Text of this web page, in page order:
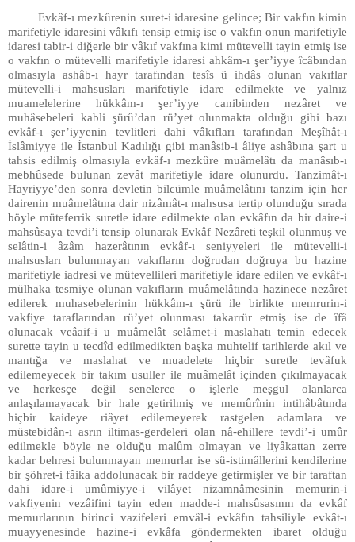
Evkâf-ı mezkûrenin suret-i idaresine gelince; Bir vakfın kimin
marifetiyle idaresini vâkıfı tensip etmiş ise o vakfın onun marifetiyle
idaresi tabir-i diğerle bir vâkıf vakfına kimi mütevelli tayin etmiş ise
o vakfın o mütevelli marifetiyle idaresi ahkâm-ı şer’iyye îcâbından
olmasıyla ashâb-ı hayr tarafından tesîs ü ihdâs olunan vakıflar
mütevelli-i mahsusları marifetiyle idare edilmekte ve yalnız
muamelelerine hükkâm-ı şer’iyye canibinden nezâret ve
muhâsebeleri kabli şürû’dan rü’yet olunmakta olduğu gibi bazı
evkâf-ı şer’iyyenin tevlitleri dahi vâkıfları tarafından Meşîhât-ı
İslâmiyye ile İstanbul Kadılığı gibi manâsib-i âliye ashâbına şart u
tahsis edilmiş olmasıyla evkâf-ı mezkûre muâmelâtı da manâsıb-ı
mebhûsede bulunan zevât marifetiyle idare olunurdu. Tanzimât-ı
Hayriyye’den sonra devletin bilcümle muâmelâtını tanzim için her
dairenin muâmelâtına dair nizâmât-ı mahsusa tertip olunduğu sırada
böyle müteferrik suretle idare edilmekte olan evkâfın da bir daire-i
mahsûsaya tevdi’i tensip olunarak Evkâf Nezâreti teşkil olunmuş ve
selâtin-i âzâm hazerâtının evkâf-ı seniyyeleri ile mütevelli-i
mahsusları bulunmayan vakıfların doğrudan doğruya bu hazine
marifetiyle iadresi ve mütevellileri marifetiyle idare edilen ve evkâf-ı
mülhaka tesmiye olunan vakıfların muâmelâtında hazinece nezâret
edilerek muhasebelerinin hükkâm-ı şürü ile birlikte memrurin-i
vakfiye taraflarından rü’yet olunması takarrür etmiş ise de îfâ
olunacak veâaif-i u muâmelât selâmet-i maslahatı temin edecek
surette tayin u tecdîd edilmedikten başka muhtelif tarihlerde akıl ve
mantığa ve maslahat ve muadelete hiçbir suretle tevâfuk
edilemeyecek bir takım usuller ile muâmelât içinden çıkılmayacak
ve herkesçe değil senelerce o işlerle meşgul olanlarca
anlaşılamayacak bir hale getirilmiş ve memûrînin intihâbâtında
hiçbir kaideye riâyet edilemeyerek rastgelen adamlara ve
müstebidân-ı asrın iltimas-gerdeleri olan nâ-ehillere tevdi’-i umûr
edilmekle böyle ne olduğu malûm olmayan ve liyâkattan zerre
kadar behresi bulunmayan memurlar ise sû-istimâllerini kendilerine
bir şöhret-i fâika addolunacak bir raddeye getirmişler ve bir taraftan
dahi idare-i umûmiyye-i vilâyet nizamnâmesinin memurin-i
vakfiyenin vezâifini tayin eden madde-i mahsûsasının da evkâf
memurlarının birinci vazifeleri emvâl-i evkâfın tahsiliyle evkât-ı
muayyenesinde hazine-i evkâfa göndermekten ibaret olduğu